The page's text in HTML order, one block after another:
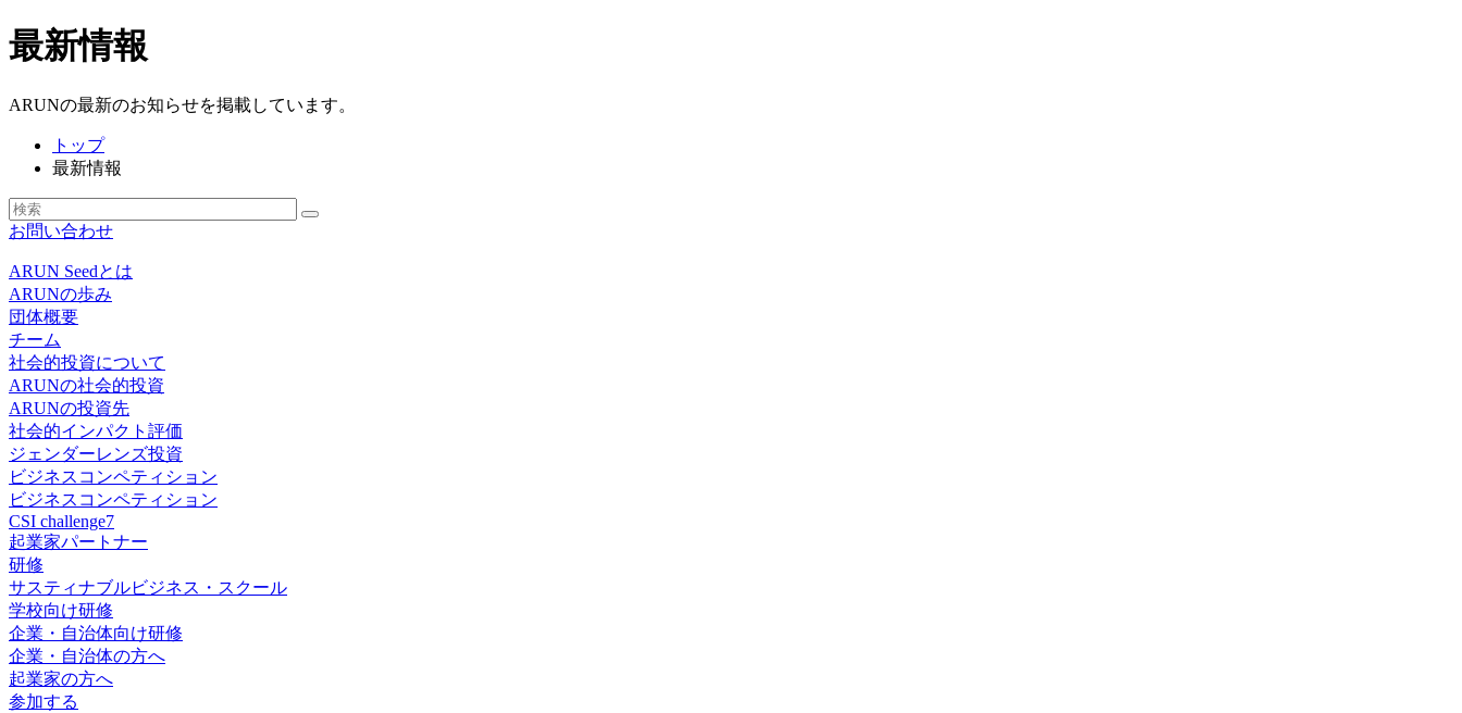
最新情報
ARUNの最新のお知らせを掲載しています。
トップ
最新情報
お問い合わせ
ARUN Seedとは
ARUNの歩み
団体概要
チーム
社会的投資について
ARUNの社会的投資
ARUNの投資先
社会的インパクト評価
ジェンダーレンズ投資
ビジネスコンペティション
ビジネスコンペティション
CSI challenge7
起業家パートナー
研修
サスティナブルビジネス・スクール
学校向け研修
企業・自治体向け研修
企業・自治体の方へ
起業家の方へ
参加する